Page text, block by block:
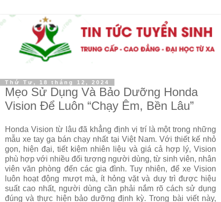
Thứ Tư, 18 tháng 12, 2024
Mẹo Sử Dụng Và Bảo Dưỡng Honda
Vision Để Luôn “Chạy Êm, Bền Lâu”
Honda Vision từ lâu đã khẳng định vị trí là một trong những
mẫu xe tay ga bán chạy nhất tại Việt Nam. Với thiết kế nhỏ
gọn, hiện đại, tiết kiệm nhiên liệu và giá cả hợp lý, Vision
phù hợp với nhiều đối tượng người dùng, từ sinh viên, nhân
viên văn phòng đến các gia đình. Tuy nhiên, để xe Vision
luôn hoạt động mượt mà, ít hỏng vặt và duy trì được hiệu
suất cao nhất, người dùng cần phải nắm rõ cách sử dụng
đúng và thực hiện bảo dưỡng định kỳ. Trong bài viết này,